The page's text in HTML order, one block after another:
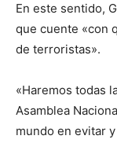
En este sentido,
que cuente «con
de terroristas».
«Haremos todas
Asamblea
mundo en evitar